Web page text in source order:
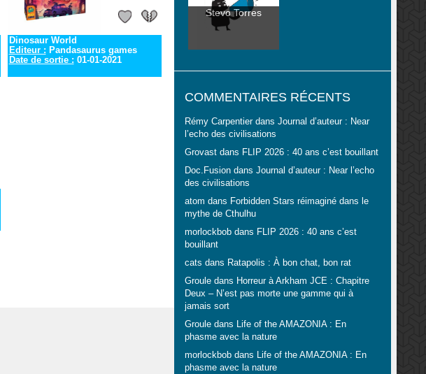
Dinosaur World
Editeur : Pandasaurus games
Date de sortie : 01-01-2021
Stevo Torres
COMMENTAIRES RÉCENTS
Rémy Carpentierdans Journal d’auteur : Near
l’echo des civilisations
Grovastdans FLIP 2026 : 40 ans c’est bouillant
Doc.Fusiondans Journal d’auteur : Near l’echo
des civilisations
atom dans Forbidden Stars réimaginé dans le
mythe de Cthulhu
morlockbobdans FLIP 2026 : 40 ans c’est
bouillant
cats dans Ratapolis : À bon chat, bon rat
Grouledans Horreur à Arkham JCE : Chapitre
Deux – N’est pas morte une gamme qui à
jamais sort
Grouledans Life of the AMAZONIA : En
phasme avec la nature
morlockbobdans Life of the AMAZONIA : En
phasme avec la nature